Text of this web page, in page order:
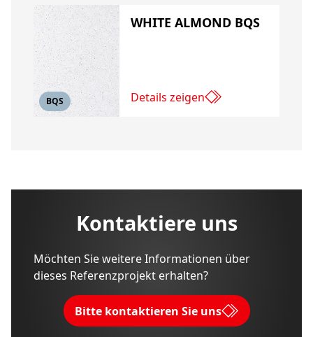
BQS
WHITE ALMOND BQS
Details zeigen
Kontaktiere uns
Möchten Sie weitere Informationen über
dieses Referenzprojekt erhalten?
Bitte kontaktieren Sie uns